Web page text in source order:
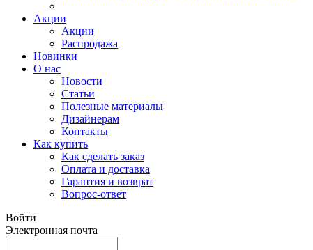
Акции
Акции
Распродажа
Новинки
О нас
Новости
Статьи
Полезные материалы
Дизайнерам
Контакты
Как купить
Как сделать заказ
Оплата и доставка
Гарантия и возврат
Вопрос-ответ
Войти
Электронная почта